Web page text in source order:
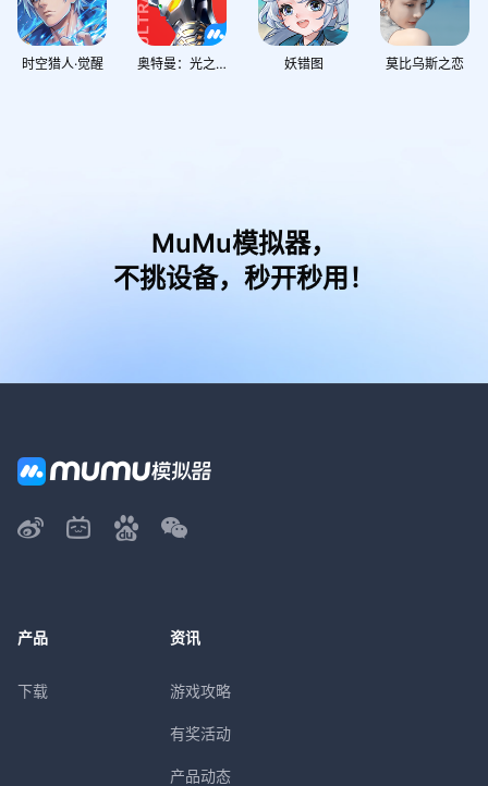
时空猎人·觉醒 奥特曼：光之战士 妖错图 莫比乌斯之恋
MuMu模拟器，
不挑设备，秒开秒用！
产品
下载
资讯
游戏攻略
有奖活动
产品动态